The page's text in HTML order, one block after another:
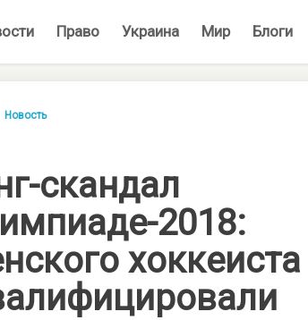
Право Украина Мир Блоги
Новость
скандал
2018:
хоккеиста